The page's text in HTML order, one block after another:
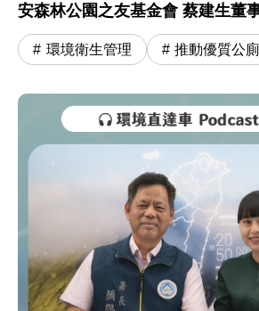
安森林公園之友基金會 蔡建生董
環境衛生管理 推動優質公廁